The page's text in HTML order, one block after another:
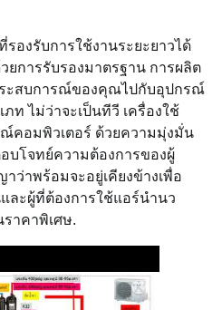
รองรับการใช้งานระยะยาวได้
ยการรับรองมาตรฐาน การผลิต
ะสบการณ์ของคุณไปกับอุปกรณ์
ท ไม่ว่าจะเป็นทีวี เครื่องใช้
คอมพิวเตอร์ ด้วยความมุ่งมั่น
โจทย์ความต้องการของผู้
ว่าพร้อมจะอยู่เคียงข้างเพื่อ
ละผู้ที่ต้องการใช้แอร์นำนว
าคาพิเศษ.